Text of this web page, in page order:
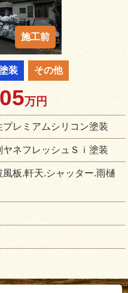
装 その他
万円
レミアムシリコン塗装
ネフレッシュＳｉ塗装
板.軒天.シャッター.雨樋